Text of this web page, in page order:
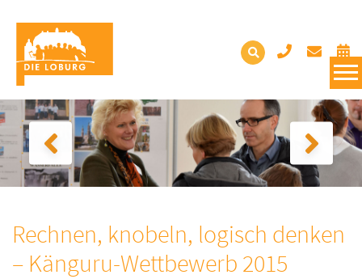
Rechnen, knobeln, logisch denken
– Känguru-Wettbewerb 2015